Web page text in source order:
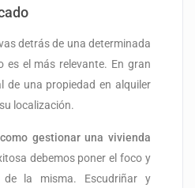
detrás de una determinada
es el más relevante. En gran
de una propiedad en alquiler
localización.
como gestionar una vivienda
debemos poner el foco y
la misma. Escudriñar y
en directo